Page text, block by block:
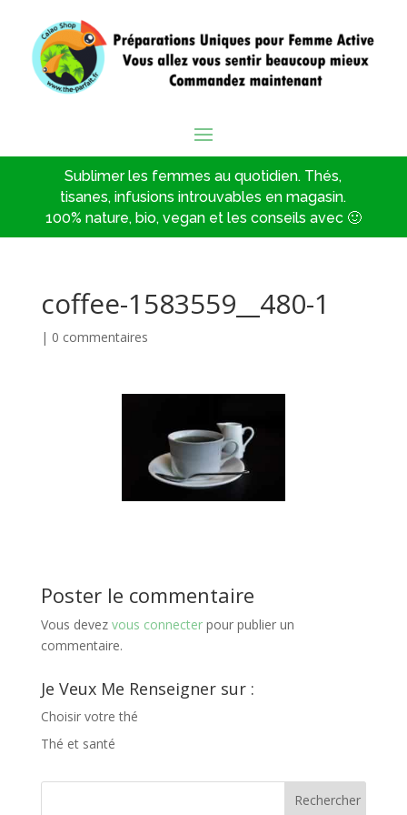
Sublimer les femmes au quotidien. Thés,
tisanes, infusions introuvables en magasin.
100% nature, bio, vegan et les conseils avec 🙂
coffee-1583559__480-1
| 0 commentaires
Poster le commentaire
Vous devez vous connecterpour publier un
commentaire.
Je Veux Me Renseigner sur :
Choisir votre thé
Thé et santé